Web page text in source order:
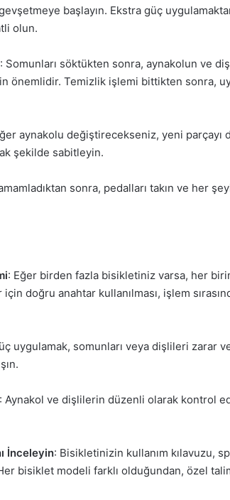
başlayın. Ekstra güç
olun.
: Somunları söktükten sonra, aynakolun ve
önemlidir. Temizlik işlemi bittikten sonra,
aynakolu değiştirecekseniz, yeni parçayı
şekilde sabitleyin.
sonra, pedalları takın ve her
: Eğer birden fazla bisikletiniz varsa, her
doğru anahtar kullanılması, işlem
uygulamak, somunları veya dişlileri zarar
: Aynakol ve dişlilerin düzenli olarak kontrol
İnceleyin: Bisikletinizin kullanım kılavuzu,
bisiklet modeli farklı olduğundan, özel